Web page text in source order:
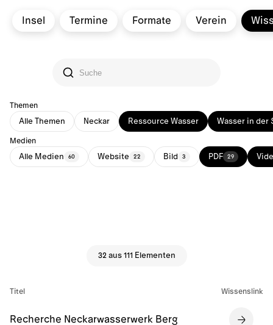
Insel Termine Formate Verein
Themen
Alle Themen Neckar Ressource Wasser Wasser in der
Medien
Alle Medien 60 Website 22 Bild 3 PDF 29
32 aus 111 Elementen
Titel Wissenslink
Recherche Neckarwasserwerk Berg